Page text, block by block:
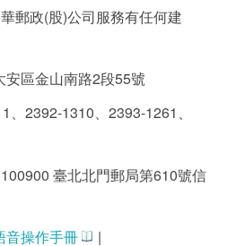
郵政(股)公司服務有任何建
安區金山南路2段55號
、2392-1310、2393-1261、
臺北北門郵局第610號信
音操作手冊 |